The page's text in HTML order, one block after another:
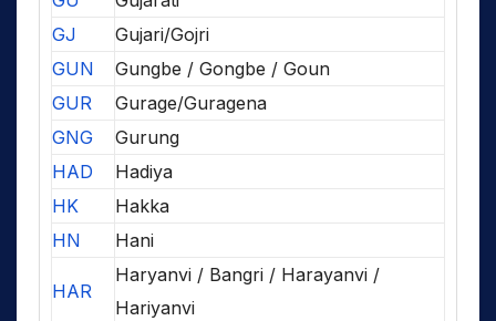
GJ
Gujari/Gojri
GUN
Gungbe / Gongbe / Goun
GUR
Gurage/Guragena
GNG
Gurung
HAD
Hadiya
HK
Hakka
HN
Hani
HAR
Haryanvi / Bangri / Harayanvi /
Hariyanvi